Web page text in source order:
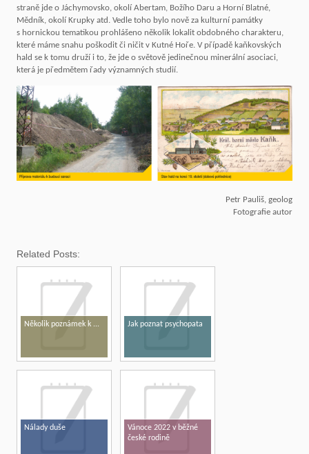
straně jde o Jáchymovsko, okolí Abertam, Božího Daru a Horní Blatné,
Mědník, okolí Krupky atd. Vedle toho bylo nově za kulturní památky
s hornickou tematikou prohlášeno několik lokalit obdobného charakteru,
které máme snahu poškodit či ničit v Kutné Hoře. V případě kaňkovských
hald se k tomu druží i to, že jde o světově jedinečnou minerální asociaci,
která je předmětem řady významných studií.
Petr Pauliš, geolog
Fotografie autor
Related Posts:
Několik poznámek k ... Jak poznat psychopata
Nálady duše
Vánoce 2022 v běžné
české rodině